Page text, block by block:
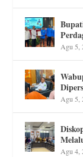
Agu 5,
Agu 5,
Agu 4,